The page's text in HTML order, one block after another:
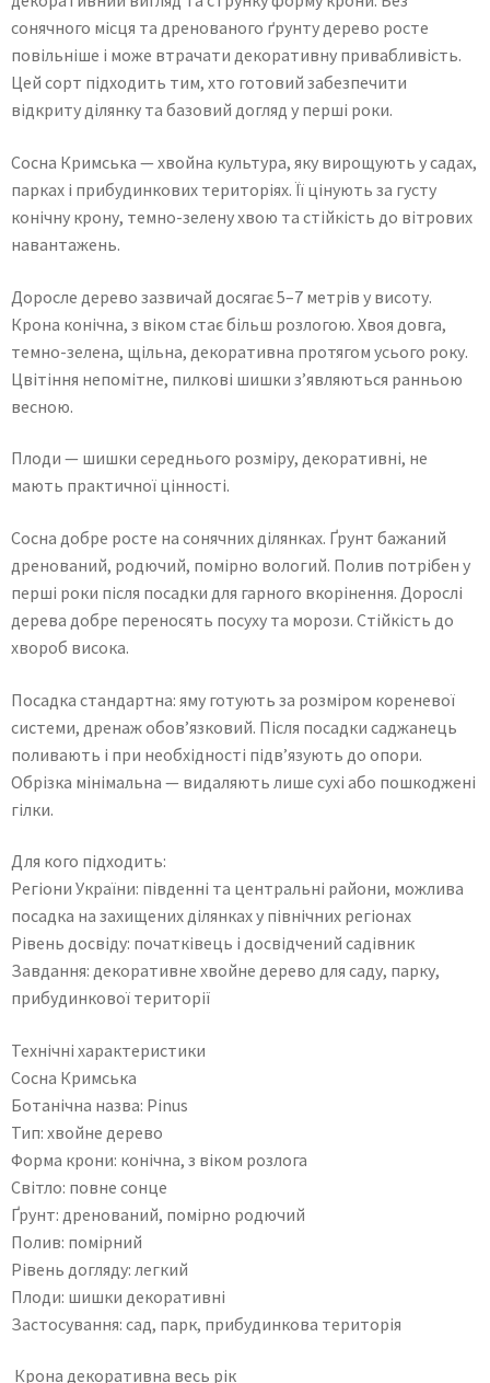
сонячного місця та дренованого ґрунту дерево росте
повільніше і може втрачати декоративну привабливість.
Цей сорт підходить тим, хто готовий забезпечити
відкриту ділянку та базовий догляд у перші роки.
Сосна Кримська — хвойна культура, яку вирощують у садах,
парках і прибудинкових територіях. Її цінують за густу
конічну крону, темно-зелену хвою та стійкість до вітрових
навантажень.
Доросле дерево зазвичай досягає 5–7 метрів у висоту.
Крона конічна, з віком стає більш розлогою. Хвоя довга,
темно-зелена, щільна, декоративна протягом усього року.
Цвітіння непомітне, пилкові шишки з’являються ранньою
весною.
Плоди — шишки середнього розміру, декоративні, не
мають практичної цінності.
Сосна добре росте на сонячних ділянках. Ґрунт бажаний
дренований, родючий, помірно вологий. Полив потрібен у
перші роки після посадки для гарного вкорінення. Дорослі
дерева добре переносять посуху та морози. Стійкість до
хвороб висока.
Посадка стандартна: яму готують за розміром кореневої
системи, дренаж обов’язковий. Після посадки саджанець
поливають і при необхідності підв’язують до опори.
Обрізка мінімальна — видаляють лише сухі або пошкоджені
гілки.
Для кого підходить:
Регіони України: південні та центральні райони, можлива
посадка на захищених ділянках у північних регіонах
Рівень досвіду: початківець і досвідчений садівник
Завдання: декоративне хвойне дерево для саду, парку,
прибудинкової території
Технічні характеристики
Сосна Кримська
Ботанічна назва: Pinus
Тип: хвойне дерево
Форма крони: конічна, з віком розлога
Світло: повне сонце
Ґрунт: дренований, помірно родючий
Полив: помірний
Рівень догляду: легкий
Плоди: шишки декоративні
Застосування: сад, парк, прибудинкова територія
Крона декоративна весь рік